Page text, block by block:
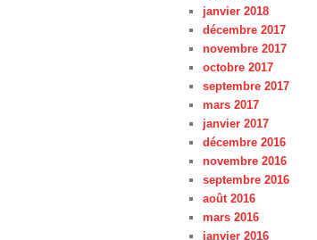
janvier 2018
décembre 2017
novembre 2017
octobre 2017
septembre 2017
mars 2017
janvier 2017
décembre 2016
novembre 2016
septembre 2016
août 2016
mars 2016
janvier 2016